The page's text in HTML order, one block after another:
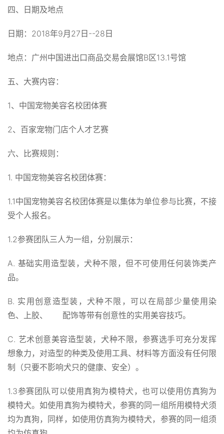
四、日期及地点
日期：2018年9月27日--28日
地点：广州中国进出口商品交易会展馆B区13.1号馆
五、大赛内容：
1、中国宠物美容名校团体赛
2、百家宠物门店个人才艺赛
六、比赛规则：
1. 中国宠物美容名校团体赛：
1.1中国宠物美容名校团体赛是以集体为单位参与比赛，不接
受个人报名。
1.2参赛团队三人为一组，分别展示：
A. 基础实用造型装，犬种不限，但不可使用任何装饰类产
品。
B. 实用创意造型装，犬种不限，可以在局部少量使用染
色、上胶、 配饰等带有创意性的实用美容技巧。
C. 艺术创意美容造型装，犬种不限，参赛选手可充分发挥
想象力，对造型的种类及使用工具、材料等方面没有任何限
制（只要不影响犬只的健康、安全）。
1.3参赛团队可以使用真狗为模特犬，也可以使用仿真狗为
模特犬。如使用真狗为模特犬，参赛的同一组所用模特犬须
均为真狗，同样，如使用仿真狗为模特犬，参赛的同一组须